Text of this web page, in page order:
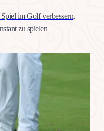
im Golf verbessern,
zu spielen